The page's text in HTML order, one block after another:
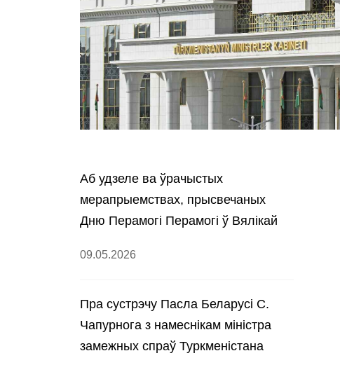
Аб удзеле ва ўрачыстых
мерапрыемствах, прысвечаных
Дню Перамогі Перамогі ў Вялікай
09.05.2026
Пра сустрэчу Пасла Беларусі С.
Чапурнога з намеснікам міністра
замежных спраў Туркменістана